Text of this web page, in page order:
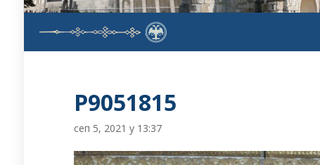
P9051815
сеп 5, 2021 у 13:37